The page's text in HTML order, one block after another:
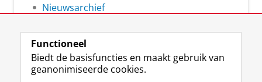
Nieuwsarchief
Functioneel
Biedt de basisfuncties en maakt gebruik van
geanonimiseerde cookies.